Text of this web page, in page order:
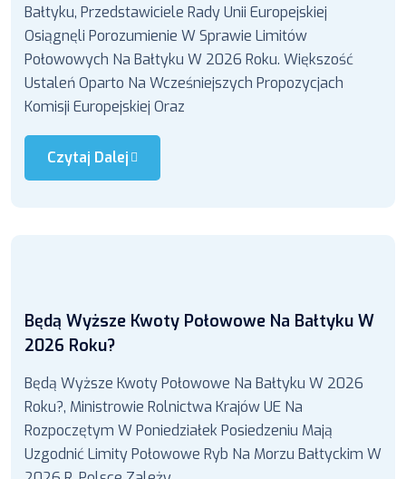
Bałtyku, Przedstawiciele Rady Unii Europejskiej
Osiągnęli Porozumienie W Sprawie Limitów
Połowowych Na Bałtyku W 2026 Roku. Większość
Ustaleń Oparto Na Wcześniejszych Propozycjach
Komisji Europejskiej Oraz
Czytaj Dalej
Będą Wyższe Kwoty Połowowe Na Bałtyku W
2026 Roku?
Będą Wyższe Kwoty Połowowe Na Bałtyku W 2026
Roku?, Ministrowie Rolnictwa Krajów UE Na
Rozpoczętym W Poniedziałek Posiedzeniu Mają
Uzgodnić Limity Połowowe Ryb Na Morzu Bałtyckim W